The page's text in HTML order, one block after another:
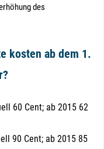
des
kosten ab dem 1.
60 Cent; ab 2015 62
90 Cent; ab 2015 85